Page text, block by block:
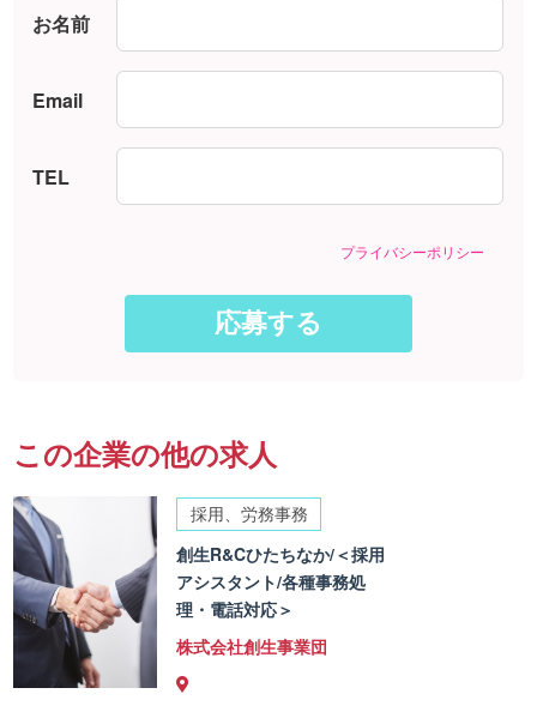
お名前
Email
TEL
プライバシーポリシー
この企業の他の求人
採用、労務事務
創生R&Cひたちなか/＜採用
アシスタント/各種事務処
理・電話対応＞
株式会社創生事業団